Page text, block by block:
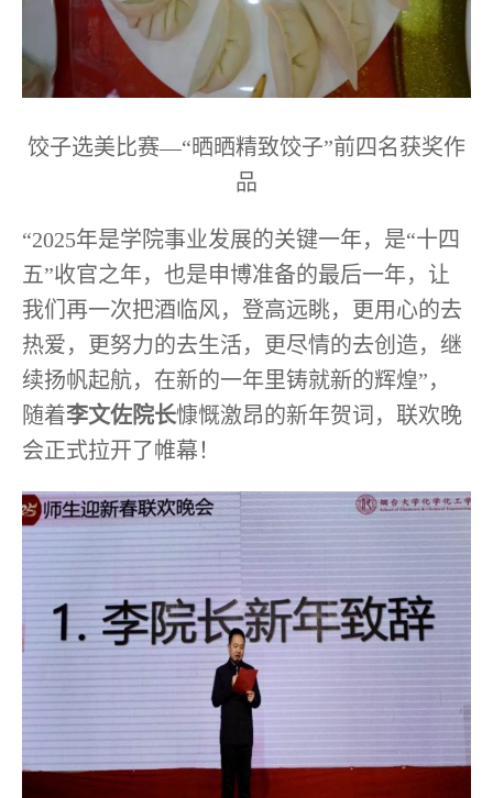
饺子选美比赛—“晒晒精致饺子”前四名获奖作
品
“2025年是学院事业发展的关键一年，是“十四
五”收官之年，也是申博准备的最后一年，让
我们再一次把酒临风，登高远眺，更用心的去
热爱，更努力的去生活，更尽情的去创造，继
续扬帆起航，在新的一年里铸就新的辉煌”，
随着李文佐院长慷慨激昂的新年贺词，联欢晚
会正式拉开了帷幕！